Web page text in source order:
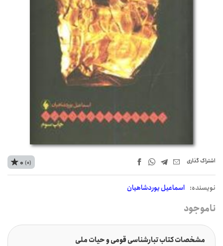
اشتراک‌ گذاری
نويسنده: اسماعیل یوردشاهیان
0 (0)
ناموجود
مشخصات کتاب تبارشناسی قومی و حیات ملی